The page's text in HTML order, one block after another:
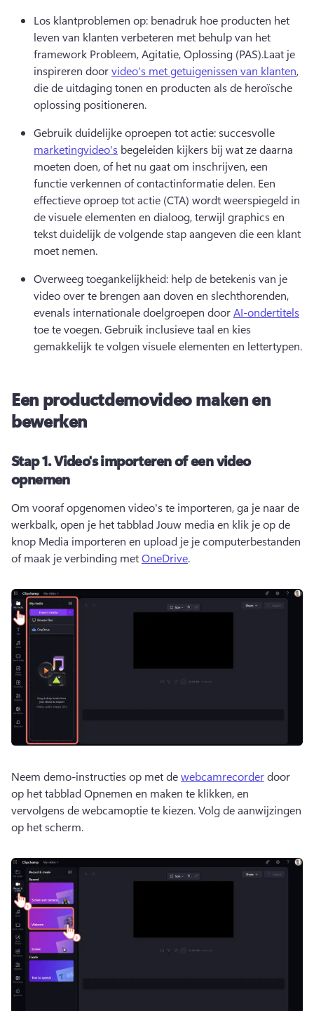
Los klantproblemen op: benadruk hoe producten het
leven van klanten verbeteren met behulp van het
framework Probleem, Agitatie, Oplossing (PAS).Laat je
inspireren door video's met getuigenissen van klanten,
die de uitdaging tonen en producten als de heroïsche
oplossing positioneren.
Gebruik duidelijke oproepen tot actie: succesvolle
marketingvideo's begeleiden kijkers bij wat ze daarna
moeten doen, of het nu gaat om inschrijven, een
functie verkennen of contactinformatie delen. Een
effectieve oproep tot actie (CTA) wordt weerspiegeld in
de visuele elementen en dialoog, terwijl graphics en
tekst duidelijk de volgende stap aangeven die een klant
moet nemen.
Overweeg toegankelijkheid: help de betekenis van je
video over te brengen aan doven en slechthorenden,
evenals internationale doelgroepen door AI-ondertitels
toe te voegen. Gebruik inclusieve taal en kies
gemakkelijk te volgen visuele elementen en lettertypen.
Een productdemovideo maken en
bewerken
Stap 1.Video's importeren of een video
opnemen
Om vooraf opgenomen video's te importeren, ga je naar de
werkbalk, open je het tabblad Jouw media en klik je op de
knop Media importeren en upload je je computerbestanden
of maak je verbinding met OneDrive.
Neem demo-instructies op met de webcamrecorder door
op het tabblad Opnemen en maken te klikken, en
vervolgens de webcamoptie te kiezen. Volg de aanwijzingen
op het scherm.